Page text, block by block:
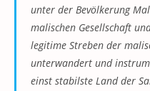
unter der Bevölkerung
malischen Gesellschaft
legitime Streben der
unterwandert und
einst stabilste Land der